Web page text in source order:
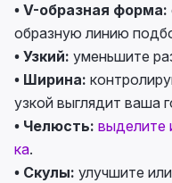
• V-образная форма:
образную линию
• Узкий: уменьшите
• Ширина:
узкой выглядит ваша
• Челюсть: выделите
ка.
• Скулы: улучшите